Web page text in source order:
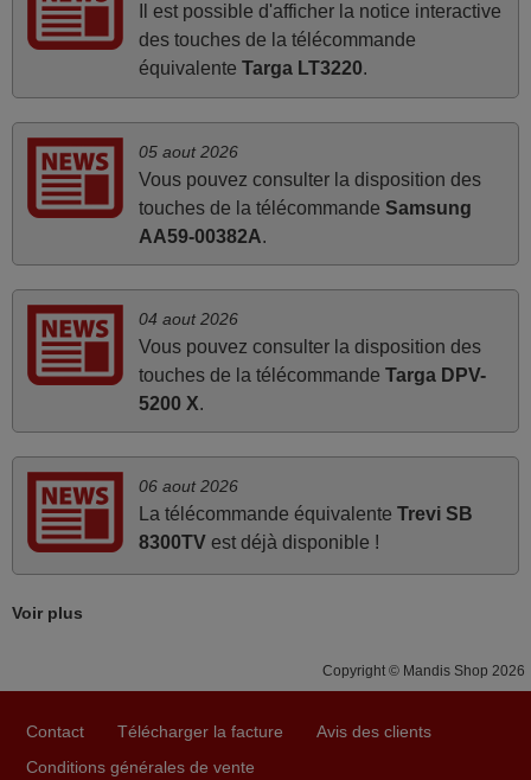
Jacqueline,
mars 2026
La telecommande fonctionne tres bien, et service rapide
super.
Super Service
AUTRICHE
mars 2026
Tout bien.
mars 2026
Je suis très content de cet achat. Cette télécommande est
Il est possible d'afficher la notice interactive
des touches de la télécommande
équivalente Targa LT3220.
05 aout 2026
Vous pouvez consulter la disposition des
touches de la télécommande Samsung
AA59-00382A.
04 aout 2026
Vous pouvez consulter la disposition des
touches de la télécommande Targa DPV-
5200 X.
06 aout 2026
La télécommande équivalente Trevi SB
8300TVest déjà disponible !
Voir plus
Copyright © Mandis Shop 2026
Contact Télécharger la facture
Avis des clients
Conditions générales de vente